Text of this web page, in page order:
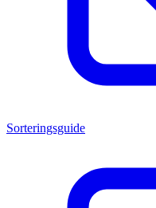
Sorteringsguide